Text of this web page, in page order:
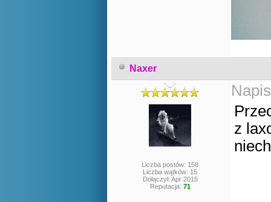
Naxer
-._.-
Liczba postów: 158
Liczba wątków: 15
Dołączył: Apr 2015
Reputacja: 71
z